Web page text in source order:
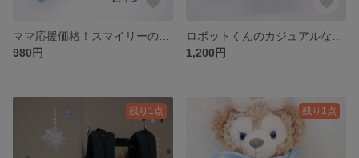
980円
1,200円
残り1点 残り1点